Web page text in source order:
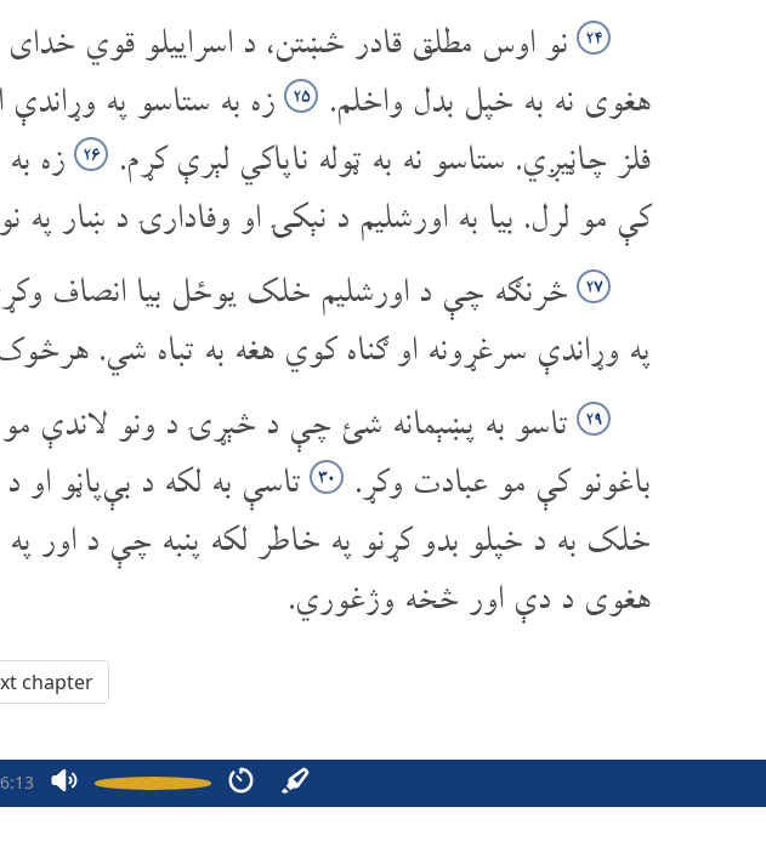
6:13
۲۴
نو اوس مطلق قادر څښتن، د اسراییلو قوي
هغوی نه به خپل بدل واخلم.
۲۵
زه به ستاسو په
فلز چاڼیږي. ستاسو نه به ټوله ناپاکي لېرې کړم.
۲۶
زه
کې مو لرل. بیا به اورشلیم د نېکۍ او وفادارۍ د ښار په
۲۷ څرنګه چې د اورشلیم خلک یوځل بیا انصاف
په وړاندې سرغړونه او ګناه کوي هغه به تباه شي.
۲۹
تاسو به پښېمانه شئ چې د څېړۍ د ونو لاندې
باغونو کې مو عبادت وکړ.
۳۰ تاسې به لکه د بې‌پاڼو
خلک به د خپلو بدو کړنو په خاطر لکه پنبه چې د اور
هغوی د دې اور څخه وژغوري.
chapter